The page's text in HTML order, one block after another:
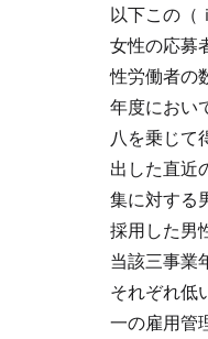
以下この（
女性の応募
性労働者の
年度におい
八を乗じて
出した直近
集に対する
採用した男
当該三事業
それぞれ低
一の雇用管